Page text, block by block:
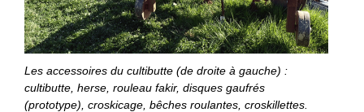
Les accessoires du cultibutte (de droite à gauche) :
cultibutte, herse, rouleau fakir, disques gaufrés
(prototype), croskicage, bêches roulantes, croskillettes.